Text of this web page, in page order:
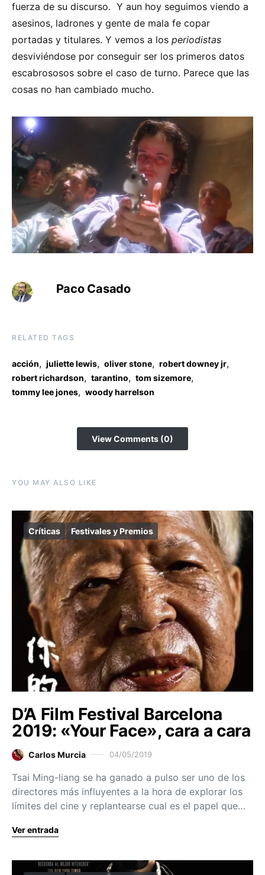
fuerza de su discurso. Y aun hoy seguimos viendo a
asesinos, ladrones y gente de mala fe copar
portadas y titulares. Y vemos a los periodistas
desviviéndose por conseguir ser los primeros datos
escabrososos sobre el caso de turno. Parece que las
cosas no han cambiado mucho.
Paco Casado
RELATED TAGS
acción, juliette lewis, oliver stone, robert downey jr,
robert richardson, tarantino, tom sizemore,
tommy lee jones, woody harrelson
View Comments (0)
YOU MAY ALSO LIKE
Críticas Festivales y Premios
D’A Film Festival Barcelona
2019: «Your Face», cara a cara
Carlos Murcia 04/05/2019
Tsai Ming-liang se ha ganado a pulso ser uno de los
directores más influyentes a la hora de explorar los
límites del cine y replantearse cual es el papel que…
Ver entrada